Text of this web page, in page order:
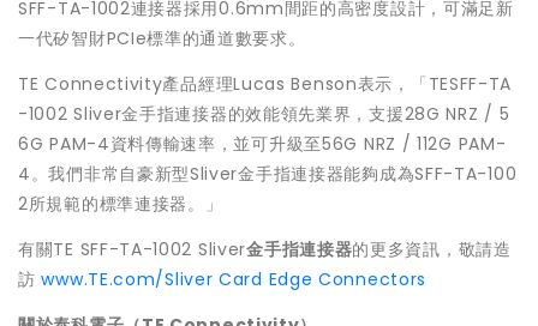
SFF-TA-1002連接器採用0.6mm間距的高密度設計，可滿足新
一代矽智財PCIe標準的通道數要求。
TE Connectivity產品經理Lucas Benson表示，「TESFF-TA
-1002 Sliver金手指連接器的效能領先業界，支援28G NRZ / 5
6G PAM-4資料傳輸速率，並可升級至56G NRZ / 112G PAM-
4。我們非常自豪新型Sliver金手指連接器能夠成為SFF-TA-100
2所規範的標準連接器。」
有關TE SFF-TA-1002 Sliver金手指連接器的更多資訊，敬請造
訪www.TE.com/Sliver Card Edge Connectors